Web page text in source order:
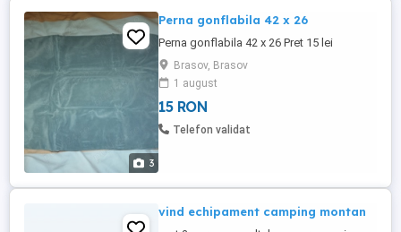
3
Perna gonflabila 42 x 26
Perna gonflabila 42 x 26 Pret 15 lei
Brasov, Brasov
1 august
15 RON
Telefon validat
vind echipament camping montan